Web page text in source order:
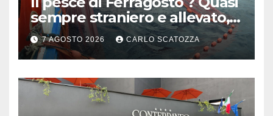
sempre straniero e allevato,
in sofferenza
7 AGOSTO 2026 CARLO SCATOZZA